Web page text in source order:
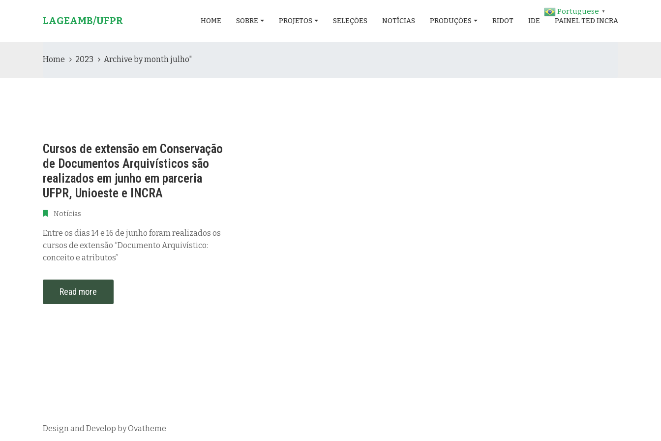
LAGEAMB/UFPR HOME SOBRE PROJETOS SELEÇÕES NOTÍCIAS PRODUÇÕES RIDOT IDE PAINEL TED INCRA
Home 2023 Archive by month julho"
Cursos de extensão em Conservação
de Documentos Arquivísticos são
realizados em junho em parceria
UFPR, Unioeste e INCRA
Notícias
Entre os dias 14 e 16 de junho foram realizados os
cursos de extensão “Documento Arquivístico:
conceito e atributos”
Read more
Design and Develop by Ovatheme
Portuguese ▼